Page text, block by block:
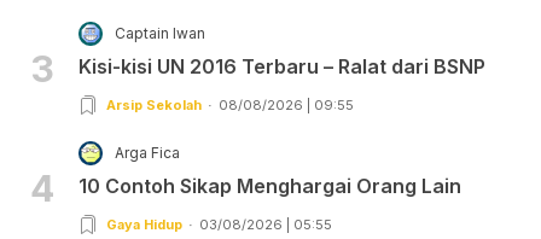
3
Captain Iwan
Kisi-kisi UN 2016 Terbaru – Ralat dari BSNP
Arsip Sekolah 08/08/2026 | 09:55
4
Arga Fica
10 Contoh Sikap Menghargai Orang Lain
Gaya Hidup 03/08/2026 | 05:55